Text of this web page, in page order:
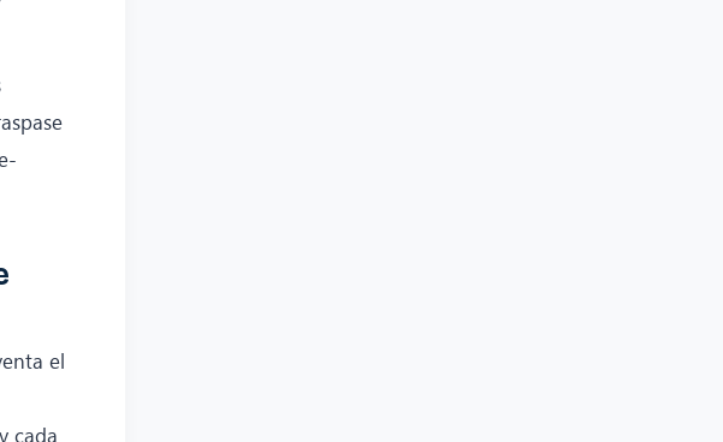
el
cada